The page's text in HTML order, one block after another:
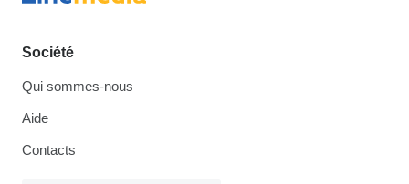
Société
Qui sommes-nous
Aide
Contacts